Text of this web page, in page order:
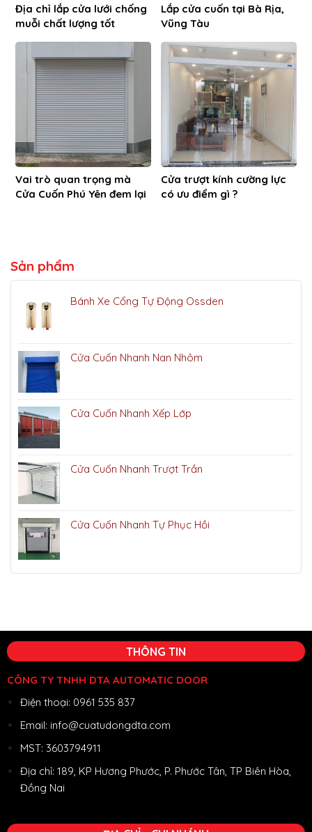
Địa chỉ lắp cửa lưới chống
muỗi chất lượng tốt
Lắp cửa cuốn tại Bà Rịa,
Vũng Tàu
Vai trò quan trọng mà
Cửa Cuốn Phú Yên đem lại
Cửa trượt kính cường lực
có ưu điểm gì ?
Sản phẩm
Bánh Xe Cổng Tự Động Ossden
Cửa Cuốn Nhanh Nan Nhôm
Cửa Cuốn Nhanh Xếp Lớp
Cửa Cuốn Nhanh Trượt Trần
Cửa Cuốn Nhanh Tự Phục Hồi
THÔNG TIN
CÔNG TY TNHH DTA AUTOMATIC DOOR
Điện thoại: 0961 535 837
Email: info@cuatudongdta.com
MST: 3603794911
Địa chỉ: 189, KP Hương Phước, P. Phước Tân, TP Biên Hòa,
Đồng Nai